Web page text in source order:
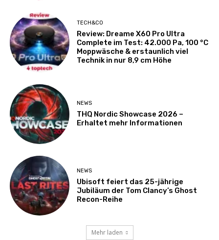
TECH&CO
Review: Dreame X60 Pro Ultra
Complete im Test: 42.000 Pa, 100 °C
Moppwäsche & erstaunlich viel
Technik in nur 8,9 cm Höhe
NEWS
THQ Nordic Showcase 2026 –
Erhaltet mehr Informationen
NEWS
Ubisoft feiert das 25-jährige
Jubiläum der Tom Clancy’s Ghost
Recon-Reihe
Mehr laden